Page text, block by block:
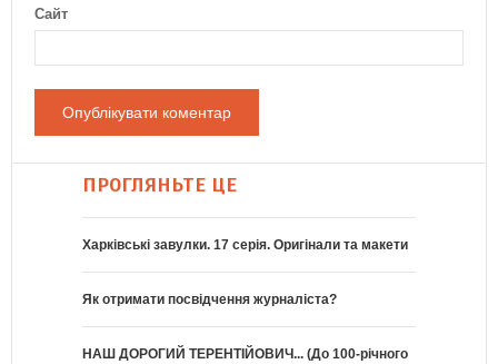
Сайт
ПРОГЛЯНЬТЕ ЦЕ
Харківські завулки. 17 серія. Оригінали та макети
Як отримати посвідчення журналіста?
НАШ ДОРОГИЙ ТЕРЕНТІЙОВИЧ... (До 100-річного